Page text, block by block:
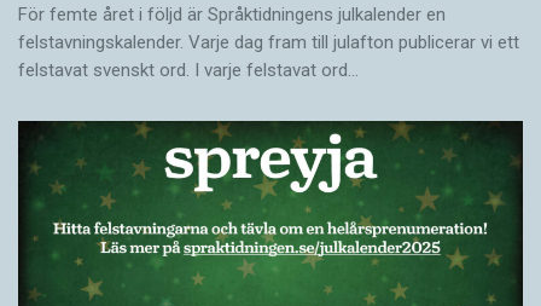
För femte året i följd är Språktidningens julkalender en
felstavningskalender. Varje dag fram till julafton publicerar vi ett
felstavat svenskt ord. I varje felstavat ord…